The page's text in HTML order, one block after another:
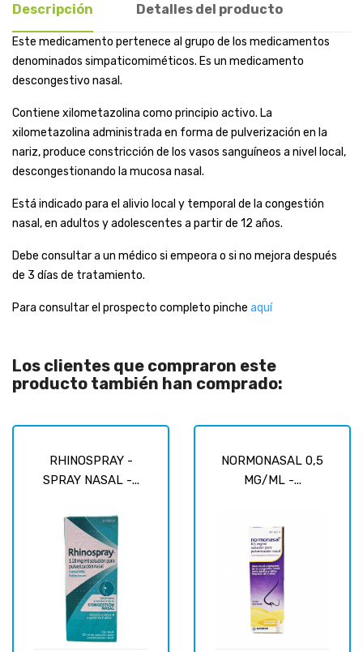
Descripción Detalles del producto
Este medicamento pertenece al grupo de los medicamentos
denominados simpaticomiméticos. Es un medicamento
descongestivo nasal.
Contiene xilometazolina como principio activo. La
xilometazolina administrada en forma de pulverización en la
nariz, produce constricción de los vasos sanguíneos a nivel local,
descongestionando la mucosa nasal.
Está indicado para el alivio local y temporal de la congestión
nasal, en adultos y adolescentes a partir de 12 años.
Debe consultar a un médico si empeora o si no mejora después
de 3 días de tratamiento.
Para consultar el prospecto completo pinche aquí
Los clientes que compraron este
producto también han comprado:
RHINOSPRAY -
SPRAY NASAL -...
NORMONASAL 0,5
MG/ML -...